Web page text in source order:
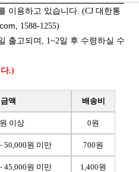
이용하고 있습니다. (CJ 대한통
, 1588-1255)
출고되며, 1~2일 후 수령하실 수
.)
액 배송비
이상 0원
50,000원 미만 700원
45,000원 미만 1,400원